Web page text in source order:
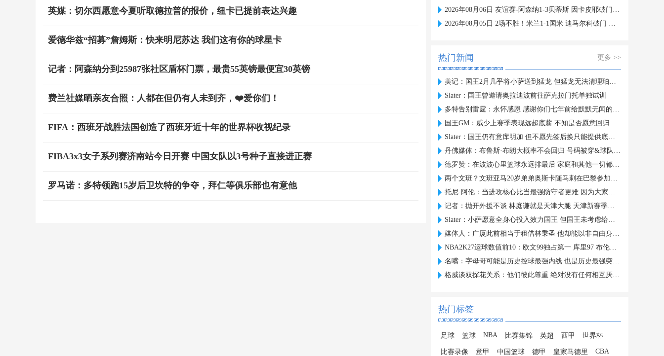
英媒：切尔西愿意今夏听取德拉普的报价，纽卡已提前表达兴趣
爱德华兹“招募”詹姆斯：快来明尼苏达 我们这有你的球星卡
记者：阿森纳分到25987张社区盾杯门票，最贵55英镑最便宜30英镑
费兰社媒晒亲友合照：人都在但仍有人未到齐，❤️爱你们！
FIFA：西班牙战胜法国创造了西班牙近十年的世界杯收视纪录
FIBA3x3女子系列赛济南站今日开赛 中国女队以3号种子直接进正赛
罗马诺：多特领跑15岁后卫坎特的争夺，拜仁等俱乐部也有意他
2026年08月06日 友谊赛-阿森纳1-3贝蒂斯 因卡皮耶破门难救主 福纳尔斯1射2传
2026年08月05日 2场不胜！米兰1-1国米 迪马尔科破门 恩昆库造点+点射拉莫斯登场
热门新闻 更多 >>
美记：国王2月几乎将小萨送到猛龙 但猛龙无法清理珀尔特尔而告吹
Slater：国王曾邀请奥拉迪波前往萨克拉门托单独试训
多特告别雷霆：永怀感恩 感谢你们七年前给默默无闻的我一次机会
国王GM：威少上赛季表现远超底薪 不知是否愿意回归扮演更小角色
Slater：国王仍有意库明加 但不愿先签后换只能提供底薪 谈判停滞
丹佛媒体：布鲁斯·布朗大概率不会回归 号码被穿&球队总薪资过高
德罗赞：在波波心里篮球永远排最后 家庭和其他一切都在篮球之前
两个文班？文班亚马20岁弟弟奥斯卡随马刺在巴黎参加训练
托尼·阿伦：当进攻核心比当最强防守者更难 因为大家一直研究你
记者：抛开外援不谈 林庭谦就是天津大腿 天津新赛季有点难
Slater：小萨愿意全身心投入效力国王 但国王未考虑给他提供新约
媒体人：广厦此前相当于租借林秉圣 他却能以非自由身参加CBA选秀
NBA2K27运球数值前10：欧文99独占第一 库里97 布伦森&SGA96
名嘴：字母哥可能是历史控球最强内线 也是历史最强突破型大个子
格威谈双探花关系：他们彼此尊重 绝对没有任何相互厌恶的情绪
热门标签
足球 篮球 NBA 比赛集锦 英超 西甲 世界杯
比赛录像 意甲 中国篮球 德甲 皇家马德里 CBA